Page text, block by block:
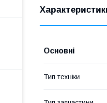
Основні
Тип техніки